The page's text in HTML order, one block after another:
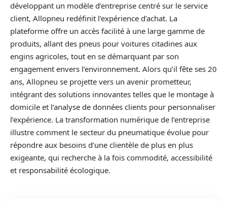
développant un modèle d’entreprise centré sur le service
client, Allopneu redéfinit l’expérience d’achat. La
plateforme offre un accès facilité à une large gamme de
produits, allant des pneus pour voitures citadines aux
engins agricoles, tout en se démarquant par son
engagement envers l’environnement. Alors qu’il fête ses 20
ans, Allopneu se projette vers un avenir prometteur,
intégrant des solutions innovantes telles que le montage à
domicile et l’analyse de données clients pour personnaliser
l’expérience. La transformation numérique de l’entreprise
illustre comment le secteur du pneumatique évolue pour
répondre aux besoins d’une clientèle de plus en plus
exigeante, qui recherche à la fois commodité, accessibilité
et responsabilité écologique.